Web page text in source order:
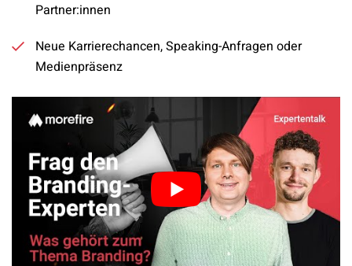
Partner:innen
Neue Karrierechancen, Speaking-Anfragen oder
Medienpräsenz